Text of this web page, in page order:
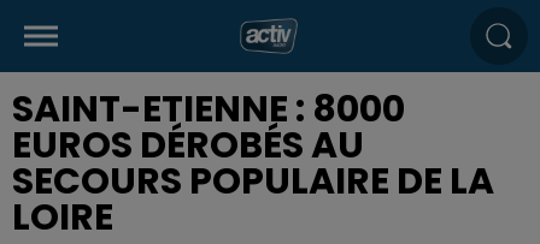
SAINT-ETIENNE : 8000
EUROS DÉROBÉS AU
SECOURS POPULAIRE DE LA
LOIRE